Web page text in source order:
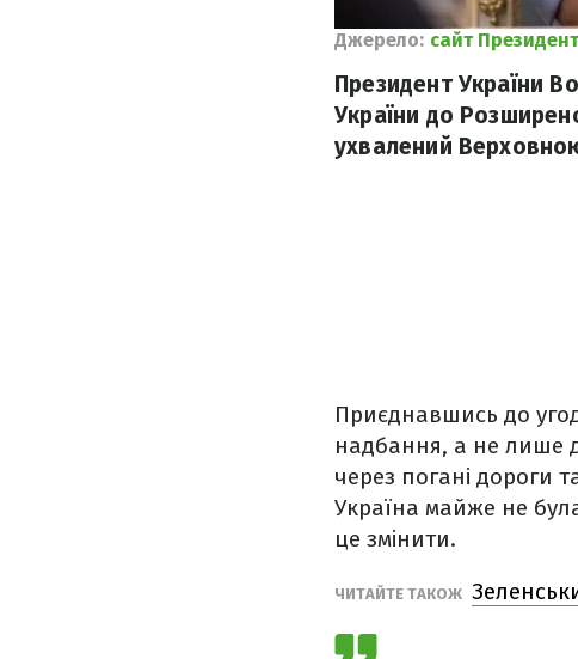
Джерело: сайт
Президент України
України до
ухвалений
Приєднавшись до
надбання, а не лише
через погані дороги
Україна майже не
це змінити.
ЧИТАЙТЕ ТАКОЖ